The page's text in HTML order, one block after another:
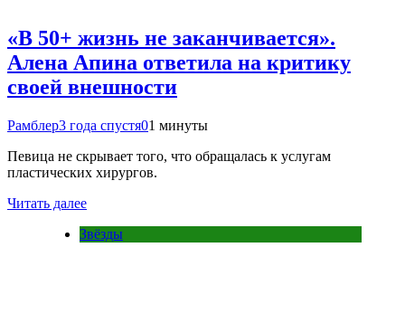
«В 50+ жизнь не заканчивается».
Алена Апина ответила на критику
своей внешности
Рамблер3 года спустя01 минуты
Певица не скрывает того, что обращалась к услугам
пластических хирургов.
Читать далее
Звёзды